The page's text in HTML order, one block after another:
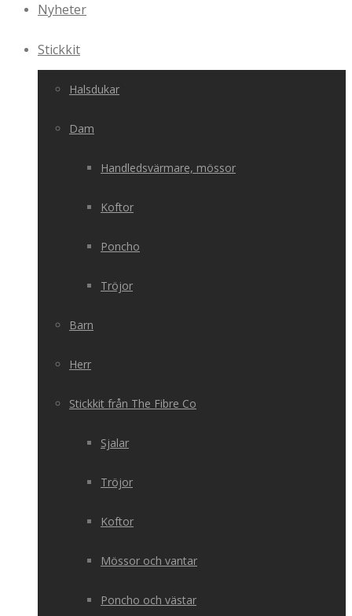
Nyheter
Stickkit
Halsdukar
Dam
Handledsvärmare, mössor
Koftor
Poncho
Tröjor
Barn
Herr
Stickkit från The Fibre Co
Sjalar
Tröjor
Koftor
Mössor och vantar
Poncho och västar